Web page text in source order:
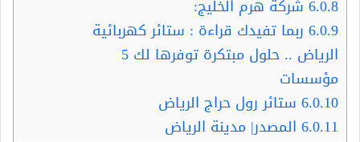
6.0.8 شركة هرم الخليج:
6.0.9 ربما تفيدك قراءة : ستائر كهربائية
الرياض .. حلول مبتكرة توفرها لك 5
مؤسسات
6.0.10 ستائر رول حراج الرياض
6.0.11 المصدر| مدينة الرياض